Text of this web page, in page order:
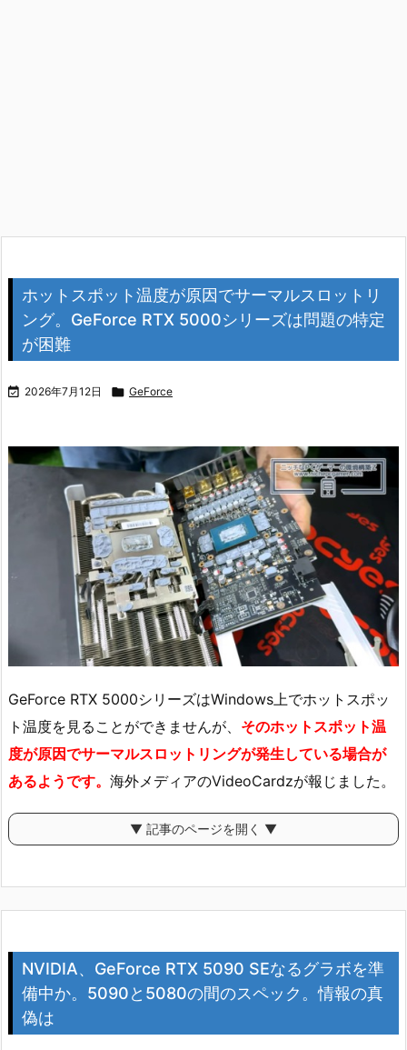
ホットスポット温度が原因でサーマルスロットリ
ング。GeForce RTX 5000シリーズは問題の特定
が困難
 2026年7月12日  GeForce
GeForce RTX 5000シリーズはWindows上でホットスポッ
ト温度を見ることができませんが、 そのホットスポット温
度が原因でサーマルスロットリングが発生している場合が
あるようです。 海外メディアのVideoCardzが報じました。
▼ 記事のページを開く ▼
NVIDIA、GeForce RTX 5090 SEなるグラボを準
備中か。5090と5080の間のスペック。情報の真
偽は